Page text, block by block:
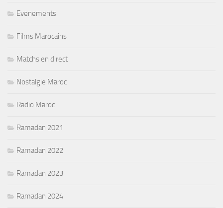
Evenements
Films Marocains
Matchs en direct
Nostalgie Maroc
Radio Maroc
Ramadan 2021
Ramadan 2022
Ramadan 2023
Ramadan 2024